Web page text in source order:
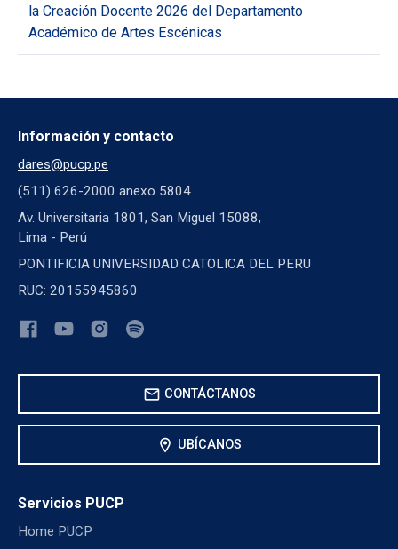
la Creación Docente 2026 del Departamento
Académico de Artes Escénicas
Información y contacto
dares@pucp.pe
(511) 626-2000 anexo 5804
Av. Universitaria 1801, San Miguel 15088,
Lima - Perú
PONTIFICIA UNIVERSIDAD CATOLICA DEL PERU
RUC: 20155945860
mail CONTÁCTANOS
location_on UBÍCANOS
Servicios PUCP
Home PUCP